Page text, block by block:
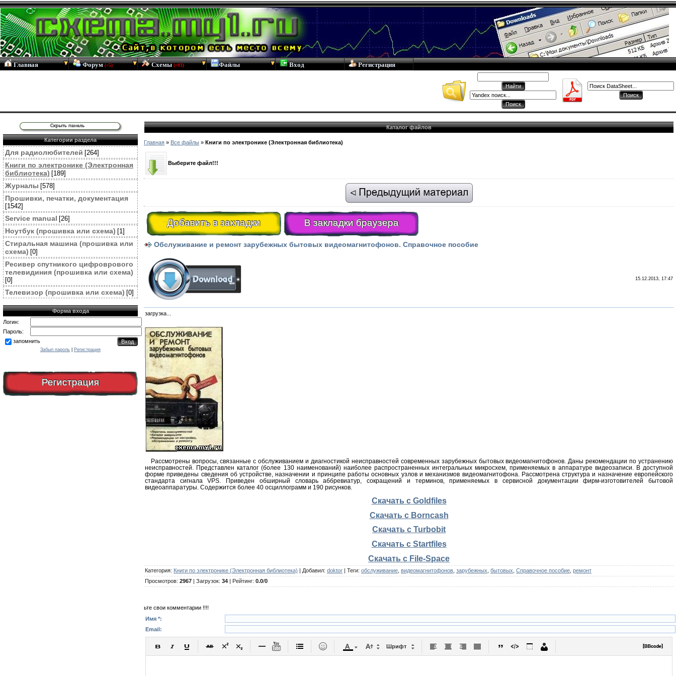
Главная Форум(+5) Схемы(+93) Файлы Вход Регистрация
Категории раздела
Для радиолюбителей [264]
Книги по электронике (Электронная
библиотека) [189]
Журналы [578]
Прошивки, печатки, документация
[1542]
Service manual [26]
Ноутбук (прошивка или схема) [1]
Стиральная машина (прошивка или
схема) [0]
Ресивер спутникого цифроврового
телевидиния (прошивка или схема)
[0]
Телевизор (прошивка или схема) [0]
Форма входа
Логин:
Пароль:
запомнить
Забыл пароль Регистрация
Регистрация
Каталог файлов
Главная » Все файлы » Книги по электронике (Электронная библиотека)
Выберите файл!!!
Добавить в закладки В закладки браузера
Обслуживание и ремонт зарубежных бытовых видеомагнитофонов. Справочное пособие
15.12.2013, 17:47
загрузка...
Рассмотрены вопросы, связанные с обслуживанием и диагностикой неисправностей современных зарубежных бытовых видеомагнитофонов. Даны рекомендации по устранению
неисправностей. Представлен каталог (более 130 наименований) наиболее распространенных интегральных микросхем, применяемых в аппаратуре видеозаписи. В доступной
форме приведены сведения об устройстве, назначении и принципе работы основных узлов и механизмов видеомагнитофона. Рассмотрена структура и назначение европейского
стандарта сигнала VPS. Приведен обширный словарь аббревиатур, сокращений и терминов, применяемых в сервисной документации фирм-изготовителей бытовой
видеоаппаратуры. Содержится более 40 осциллограмм и 190 рисунков.
Скачать с Goldfiles
Скачать с Borncash
Скачать с Turbobit
Скачать с Startfiles
Скачать с File-Space
Категория: Книги по электронике (Электронная библиотека) Добавил: doktor Теги: обслуживание видеомагнитофонов зарубежных бытовых Справочное пособие ремонт
Просмотров: 2967 Загрузок: 34 Рейтинг: 0.0/0
ьте свои комментарии !!!!
Имя *:
Email:
Шрифт